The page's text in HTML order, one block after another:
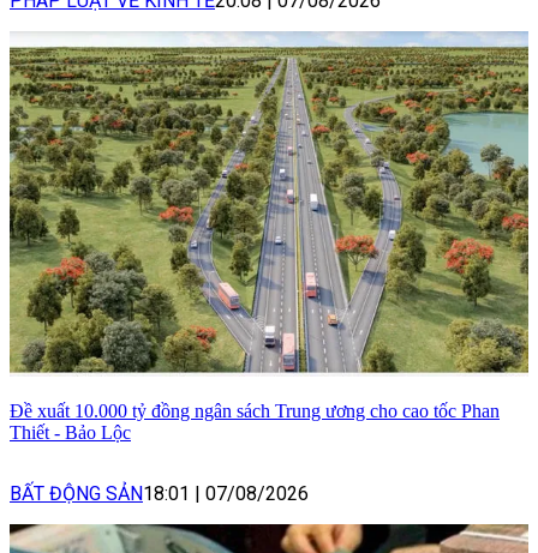
Đề xuất 10.000 tỷ đồng ngân sách Trung ương cho cao tốc Phan
Thiết - Bảo Lộc
BẤT ĐỘNG SẢN18:01 | 07/08/2026